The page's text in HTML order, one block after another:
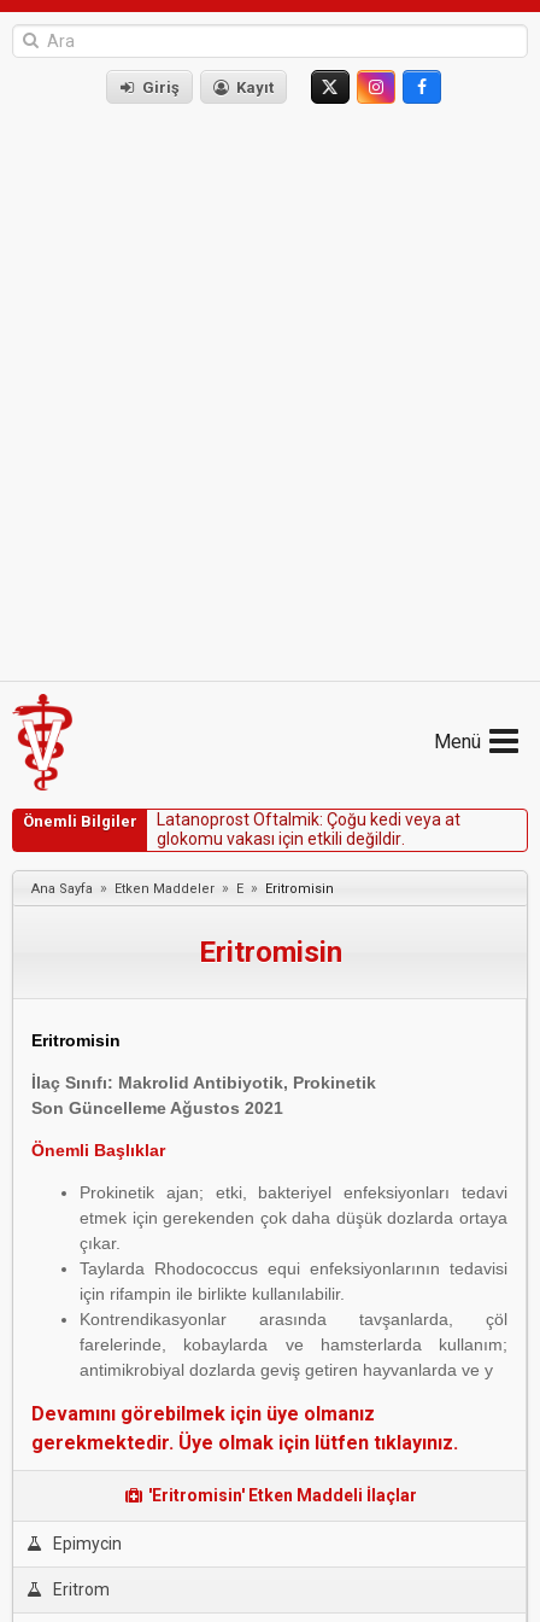
Giriş Kayıt
Menü
Önemli Bilgiler LatanoprostOfta mik: Çoğu kedi veya at
g okomu vakası için etki i deği dir
Ana Sayfa » Etken Maddeler » E » Eritromisin
Eritromisin
Eritromisin
İlaç Sınıfı: Makrolid Antibiyotik, Prokinetik
Son Güncelleme Ağustos 2021
Önemli Başlıklar
Prokinetik ajan; etki, bakteriyel enfeksiyonları tedavi
etmek için gerekenden çok daha düşük dozlarda ortaya
çıkar.
Taylarda Rhodococcus equi enfeksiyonlarının tedavisi
için rifampin ile birlikte kullanılabilir.
Kontrendikasyonlar arasında tavşanlarda, çöl
farelerinde, kobaylarda ve hamsterlarda kullanım;
antimikrobiyal dozlarda geviş getiren hayvanlarda ve y
Devamını görebilmek için üye olmanız
gerekmektedir. Üye olmak için lütfen tıklayınız.
'Eritromisin' Etken Maddeli İlaçlar
Epimycin
Eritrom